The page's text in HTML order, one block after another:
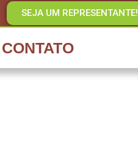
SEJA UM REPRESENTANTE!
CONTATO